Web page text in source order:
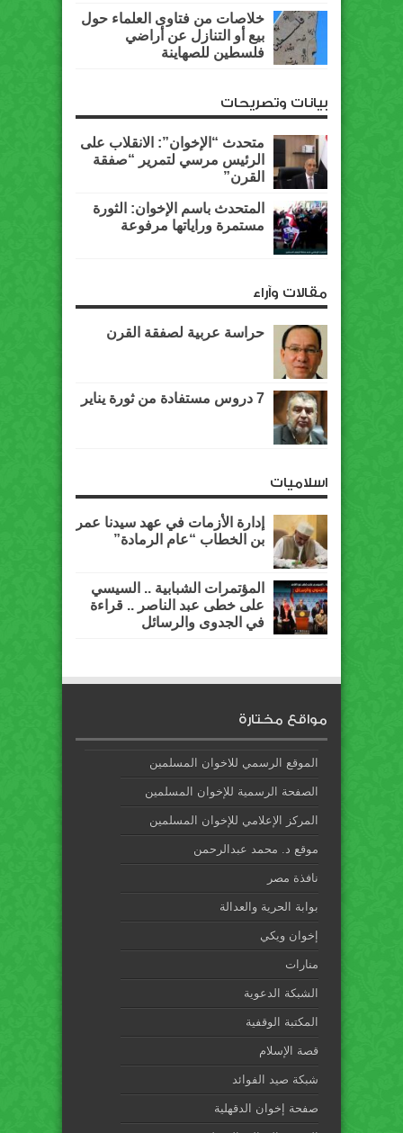
خلاصات من فتاوى العلماء حول
بيع أو التنازل عن أراضي
فلسطين للصهاينة
بيانات وتصريحات
متحدث “الإخوان”: الانقلاب على
الرئيس مرسي لتمرير “صفقة
القرن”
المتحدث باسم الإخوان: الثورة
مستمرة وراياتها مرفوعة
مقالات وآراء
حراسة عربية لصفقة القرن
7 دروس مستفادة من ثورة يناير
اسلاميات
إدارة الأزمات في عهد سيدنا عمر
بن الخطاب “عام الرمادة”
المؤتمرات الشبابية .. السيسي
على خطى عبد الناصر .. قراءة
في الجدوى والرسائل
مواقع مختارة
الموقع الرسمي للاخوان المسلمين
الصفحة الرسمية للإخوان المسلمين
المركز الإعلامي للإخوان المسلمين
موقع د. محمد عبدالرحمن
نافذة مصر
بوابة الحرية والعدالة
إخوان ويكي
منارات
الشبكة الدعوية
المكتبة الوقفية
قصة الإسلام
شبكة صيد الفوائد
صفحة إخوان الدقهلية